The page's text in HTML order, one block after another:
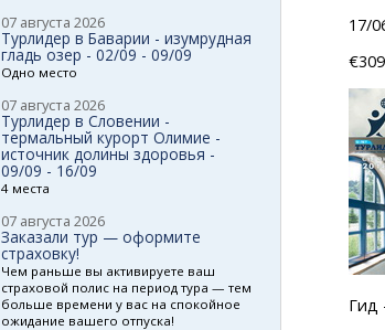
17/
Гид
07 августа 2026
Турлидер в Баварии - изумрудная
гладь озер - 02/09 - 09/09
Одно место
07 августа 2026
Турлидер в Словении -
термальный курорт Олимие -
источник долины здоровья -
09/09 - 16/09
4 места
07 августа 2026
Заказали тур — оформите
страховку!
Чем раньше вы активируете ваш
страховой полис на период тура — тем
больше времени у вас на спокойное
ожидание вашего отпуска!